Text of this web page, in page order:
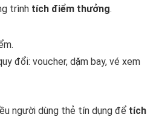
trình tích điểm thưởng.
đổi: voucher, dặm bay, vé xem
người dùng thẻ tín dụng để tích